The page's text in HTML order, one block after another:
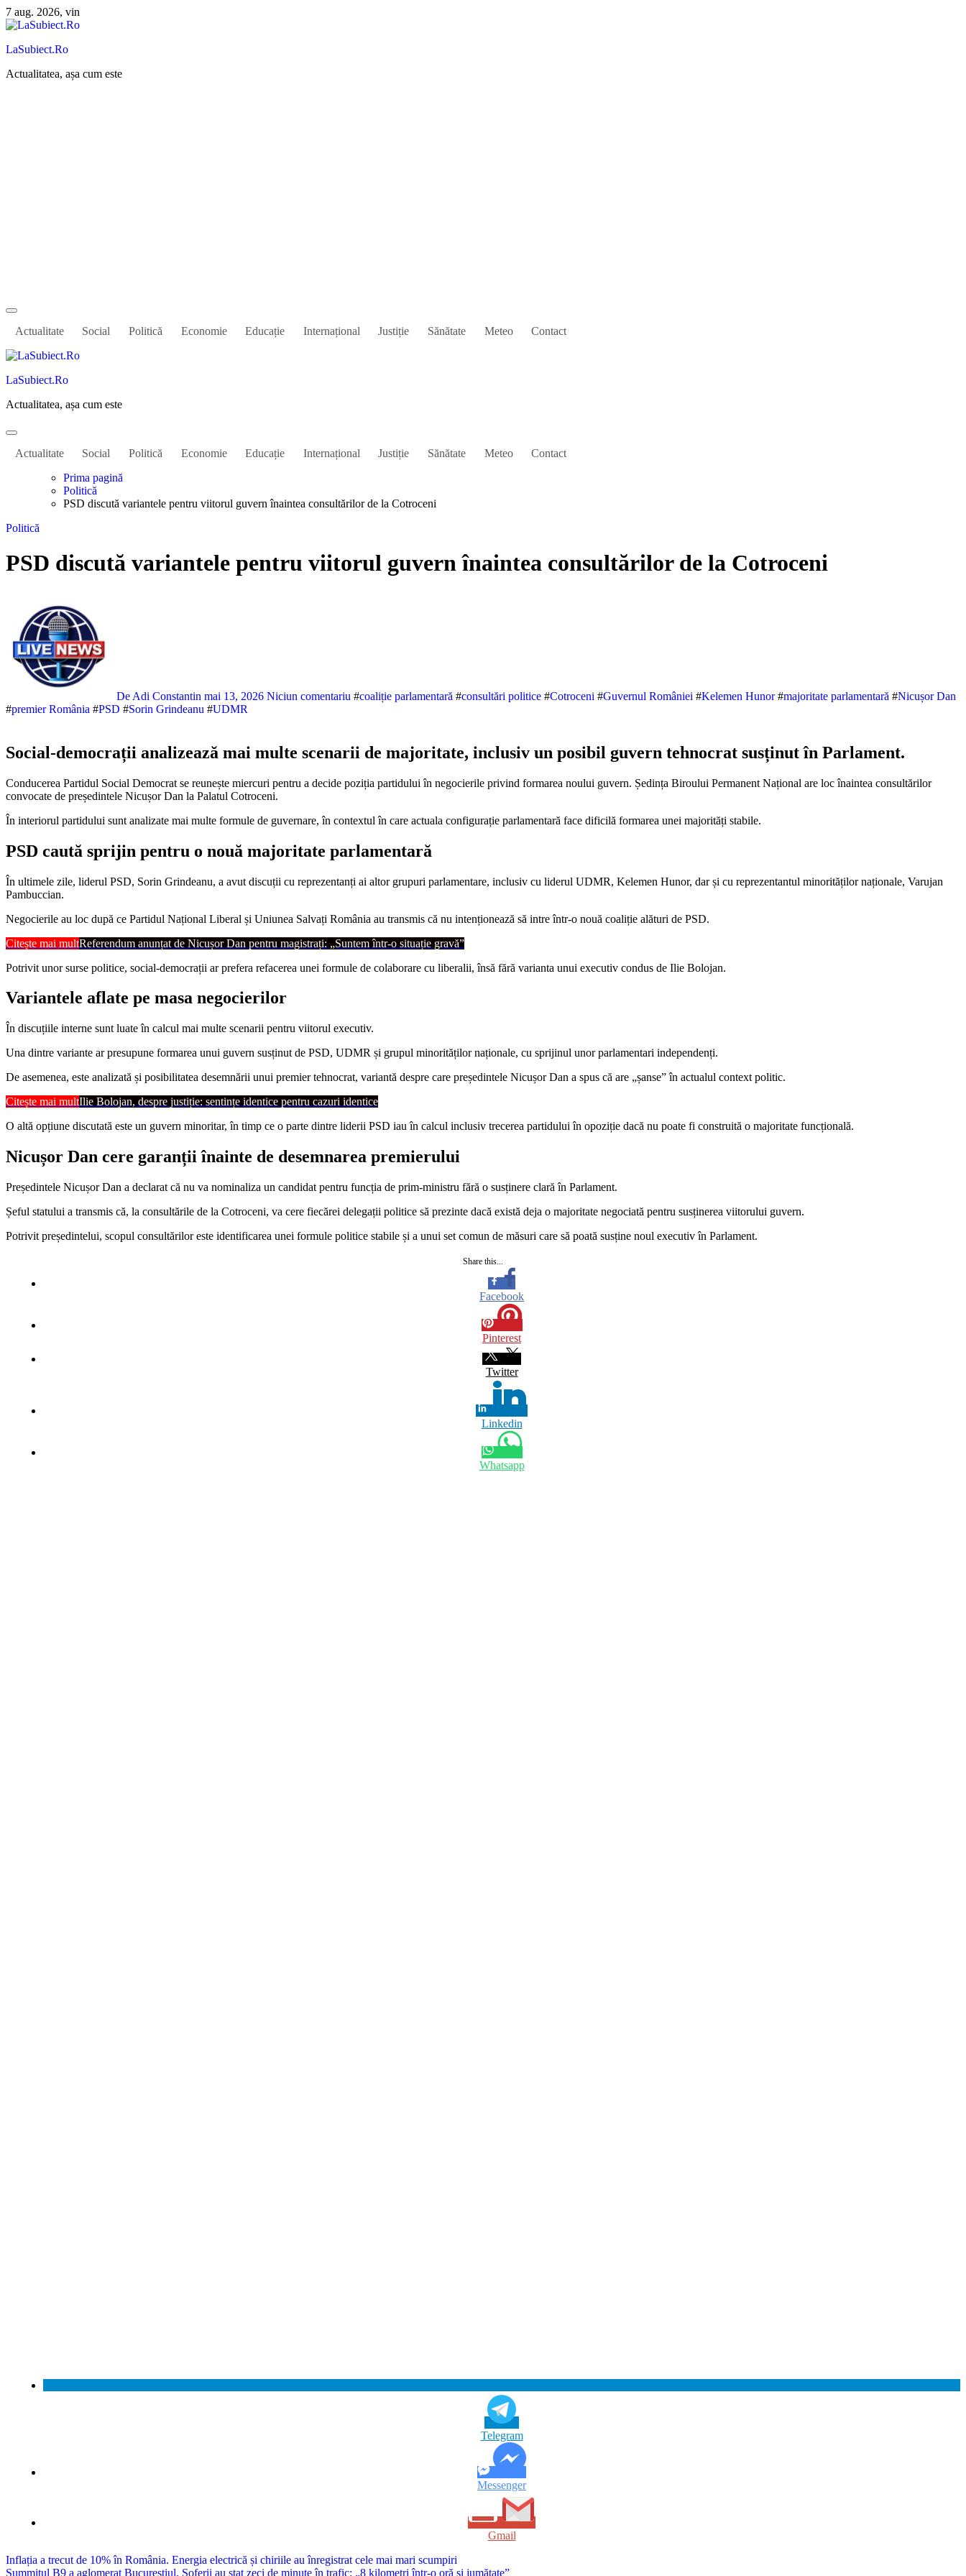
Sari
la
7 aug. 2026, vin
LaSubiect.Ro
Actualitatea, așa cum este
Actualitate Social Politică Economie Educație Internațional Justiție Sănătate Meteo Contact
LaSubiect.Ro
Actualitatea, așa cum este
Actualitate Social Politică Economie Educație Internațional Justiție Sănătate Meteo
Contact
Prima pagină
Politică
PSD discută variantele pentru viitorul guvern înaintea consultărilor de la Cotroceni
Politică
PSD discută variantele pentru viitorul guvern înaintea consultărilor de la Cotroceni
De Adi Constantin mai 13, 2026 Niciun comentariu #coaliție parlamentară #consultări politice #Cotroceni #Guvernul României #Kelemen Hunor#majoritate parlamentară #Nicușor Dan
#premier România #PSD #Sorin Grindeanu #UDMR
Social-democrații analizează mai multe scenarii de majoritate, inclusiv un posibil guvern tehnocrat susținut în Parlament.
Conducerea Partidul Social Democrat se reunește miercuri pentru a decide poziția partidului în negocierile privind formarea noului guvern. Ședința Biroului Permanent Național are loc înaintea consultărilor
convocate de președintele Nicușor Dan la Palatul Cotroceni.
În interiorul partidului sunt analizate mai multe formule de guvernare, în contextul în care actuala configurație parlamentară face dificilă formarea unei majorități stabile.
PSD caută sprijin pentru o nouă majoritate parlamentară
În ultimele zile, liderul PSD, Sorin Grindeanu, a avut discuții cu reprezentanți ai altor grupuri parlamentare, inclusiv cu liderul UDMR, Kelemen Hunor, dar și cu reprezentantul minorităților naționale, Varujan
Pambuccian.
Negocierile au loc după ce Partidul Național Liberal și Uniunea Salvați România au transmis că nu intenționează să intre într-o nouă coaliție alături de PSD.
Citește mai multReferendum anunțat de Nicușor Dan pentru magistrați: „Suntem într-o situație gravă”
Potrivit unor surse politice, social-democrații ar prefera refacerea unei formule de colaborare cu liberalii, însă fără varianta unui executiv condus de Ilie Bolojan.
Variantele aflate pe masa negocierilor
În discuțiile interne sunt luate în calcul mai multe scenarii pentru viitorul executiv.
Una dintre variante ar presupune formarea unui guvern susținut de PSD, UDMR și grupul minorităților naționale, cu sprijinul unor parlamentari independenți.
De asemenea, este analizată și posibilitatea desemnării unui premier tehnocrat, variantă despre care președintele Nicușor Dan a spus că are „șanse” în actualul context politic.
Citește mai multIlie Bolojan, despre justiție: sentințe identice pentru cazuri identice
O altă opțiune discutată este un guvern minoritar, în timp ce o parte dintre liderii PSD iau în calcul inclusiv trecerea partidului în opoziție dacă nu poate fi construită o majoritate funcțională.
Nicușor Dan cere garanții înainte de desemnarea premierului
Președintele Nicușor Dan a declarat că nu va nominaliza un candidat pentru funcția de prim-ministru fără o susținere clară în Parlament.
Șeful statului a transmis că, la consultările de la Cotroceni, va cere fiecărei delegații politice să prezinte dacă există deja o majoritate negociată pentru susținerea viitorului guvern.
Potrivit președintelui, scopul consultărilor este identificarea unei formule politice stabile și a unui set comun de măsuri care să poată susține noul executiv în Parlament.
Share this...
Facebook
Pinterest
Twitter
Linkedin
Whatsapp
Telegram
Messenger
Gmail
Navigare
Inflația a trecut de 10% în România. Energia electrică și chiriile au înregistrat cele mai mari scumpiri
Summitul B9 a aglomerat Bucureștiul. Șoferii au stat zeci de minute în trafic: „8 kilometri într-o oră și jumătate”